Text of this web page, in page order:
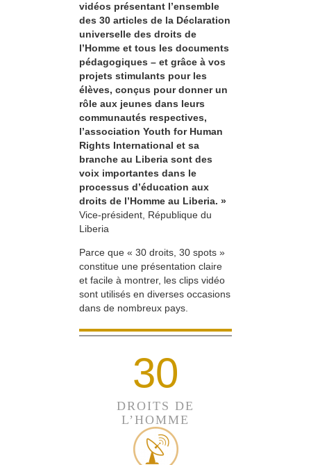
vidéos présentant l’ensemble
des 30 articles de la Déclaration
universelle des droits de
l’Homme et tous les documents
pédagogiques – et grâce à vos
projets stimulants pour les
élèves, conçus pour donner un
rôle aux jeunes dans leurs
communautés respectives,
l’association Youth for Human
Rights International et sa
branche au Liberia sont des
voix importantes dans le
processus d’éducation aux
droits de l’Homme au Liberia. »
Vice-président, République du
Liberia
Parce que « 30 droits, 30 spots »
constitue une présentation claire
et facile à montrer, les clips vidéo
sont utilisés en diverses occasions
dans de nombreux pays.
30
DROITS DE
L’HOMME